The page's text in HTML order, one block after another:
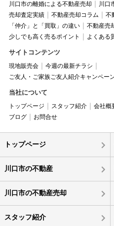
川口市の離婚による不動産売却
川口
売却査定実績
不動産売却コラム
不
「仲介」と「買取」の違い
不動産売
少しでも高く売るポイント
よくある
サイトコンテンツ
現地販売会
今週の最新チラシ
ご友人・ご家族ご友人紹介キャンペー
当社について
トップページ スタッフ紹介 会社概
ブログ
お問合せ
トップページ
川口市の不動産
川口市の不動産売却
スタッフ紹介